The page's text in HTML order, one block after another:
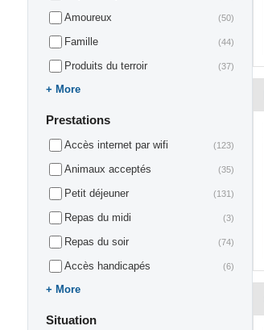
Amoureux (50)
Famille (44)
Produits du terroir (37)
More
Prestations
Accès internet par wifi (123)
Animaux acceptés (35)
Petit déjeuner (131)
Repas du midi (3)
Repas du soir (74)
Accès handicapés (6)
More
Situation